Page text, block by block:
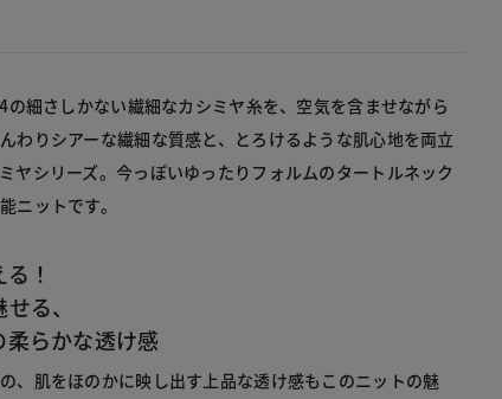
の細さしかない繊細なカシミヤ糸を、空気を含ませながら
わりシアーな繊細な質感と、とろけるような肌心地を両立
ヤシリーズ。今っぽいゆったりフォルムのタートルネック
ニットです。
！
る、
柔らかな透け感
、肌をほのかに映し出す上品な透け感もこのニットの魅